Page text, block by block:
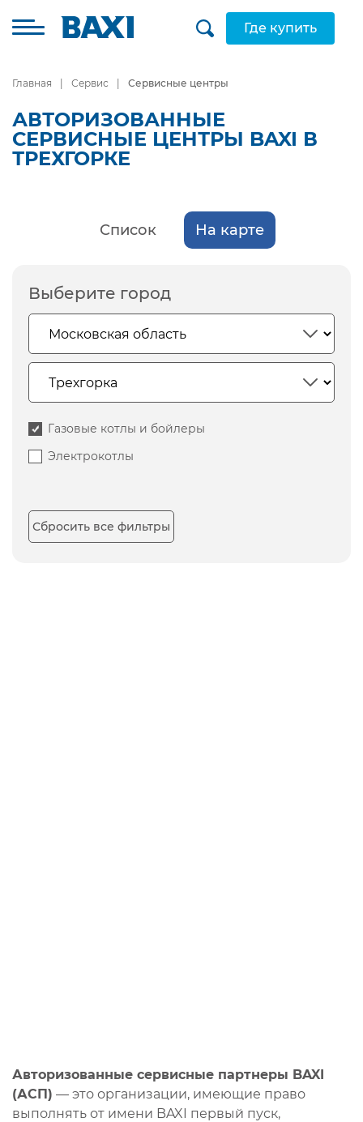
Где купить
Главная Сервис Сервисные центры
АВТОРИЗОВАННЫЕ
СЕРВИСНЫЕ ЦЕНТРЫ BAXI В
ТРЕХГОРКЕ
Список На карте
Выберите город
Газовые котлы и бойлеры
Электрокотлы
Сбросить все фильтры
Авторизованные сервисные партнеры BAXI
(АСП) — это организации, имеющие право
выполнять от имени BAXI первый пуск,